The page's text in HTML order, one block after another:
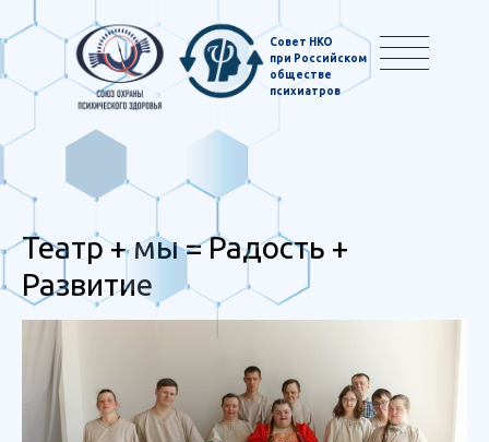
Совет НКО
при Российском
обществе
психиатров
Театр + мы = Радость +
Развитие